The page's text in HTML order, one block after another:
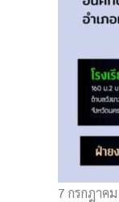
7 กรกฎาค